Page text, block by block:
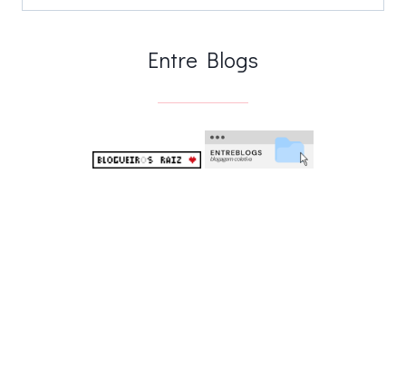
Entre Blogs